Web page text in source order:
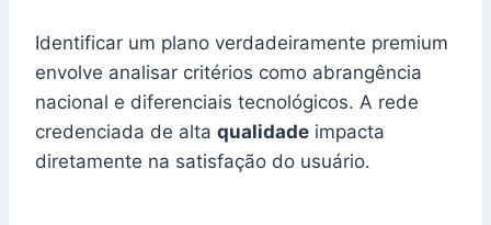
Identificar um plano verdadeiramente premium
envolve analisar critérios como abrangência
nacional e diferenciais tecnológicos. A rede
credenciada de alta qualidade impacta
diretamente na satisfação do usuário.